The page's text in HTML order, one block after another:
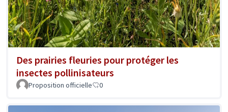
Des prairies fleuries pour protéger les
insectes pollinisateurs
Proposition officielle 0